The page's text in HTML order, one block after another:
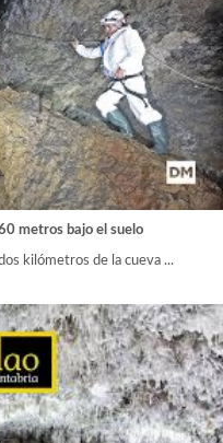
metros bajo el suelo
kilómetros de la cueva ...